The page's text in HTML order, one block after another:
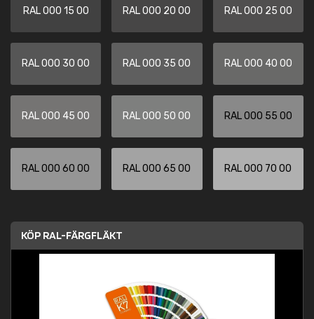
RAL 000 15 00 RAL 000 20 00 RAL 000 25 00
RAL 000 30 00 RAL 000 35 00 RAL 000 40 00
RAL 000 45 00 RAL 000 50 00 RAL 000 55 00
RAL 000 60 00 RAL 000 65 00 RAL 000 70 00
KÖP RAL-FÄRGFLÄKT